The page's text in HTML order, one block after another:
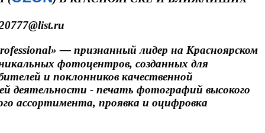
— признанный лидер на Красноярском
фотоцентров, созданных для
и поклонников качественной
деятельности - печать фотографий высокого
ассортимента, проявка и оцифровка